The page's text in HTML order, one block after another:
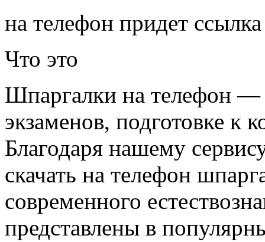
на телефон придет
Что это
Шпаргалки на телефон —
экзаменов, подготовке к
Благодаря нашему
скачать на телефон
современного
представлены в